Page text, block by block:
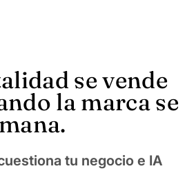
se vende
la marca se
tu negocio e IA